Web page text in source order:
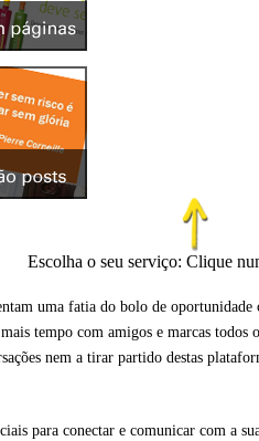
Escolha o seu serviço: Clique
uma fatia do bolo de
tempo com amigos e marcas todos
nem a tirar partido destas
para conectar e comunicar com a